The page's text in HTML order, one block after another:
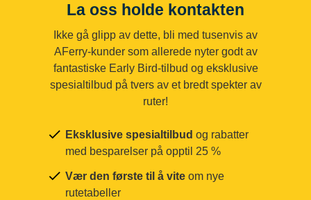
La oss holde kontakten
Ikke gå glipp av dette, bli med tusenvis av
AFerry-kunder som allerede nyter godt av
fantastiske Early Bird-tilbud og eksklusive
spesialtilbud på tvers av et bredt spekter av
ruter!
Eksklusive spesialtilbud og rabatter
med besparelser på opptil 25 %
Vær den første til å vite om nye
rutetabeller